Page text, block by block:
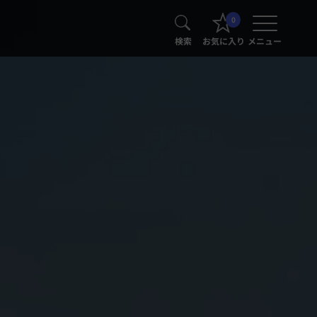
検索
0
お気に入り メニュー